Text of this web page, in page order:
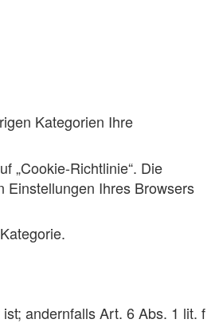
Kategorien Ihre
„Cookie-Richtlinie“. Die
Einstellungen Ihres Browsers
andernfalls Art. 6 Abs. 1 lit. f